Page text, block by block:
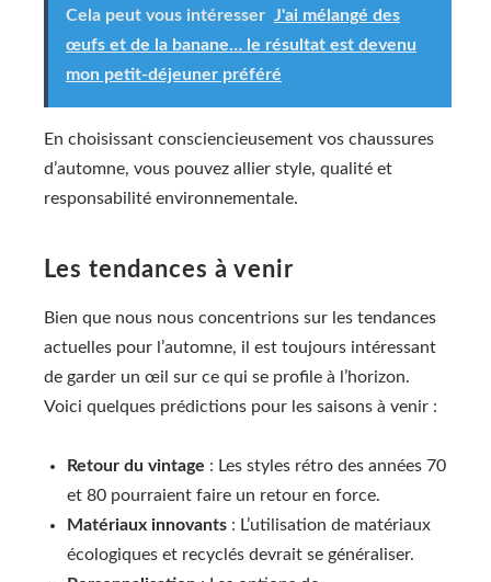
Cela peut vous intéresser J'ai mélangé des
œufs et de la banane… le résultat est devenu
mon petit-déjeuner préféré
En choisissant consciencieusement vos chaussures
d’automne, vous pouvez allier style, qualité et
responsabilité environnementale.
Les tendances à venir
Bien que nous nous concentrions sur les tendances
actuelles pour l’automne, il est toujours intéressant
de garder un œil sur ce qui se profile à l’horizon.
Voici quelques prédictions pour les saisons à venir :
Retour du vintage : Les styles rétro des années 70
et 80 pourraient faire un retour en force.
Matériaux innovants : L’utilisation de matériaux
écologiques et recyclés devrait se généraliser.